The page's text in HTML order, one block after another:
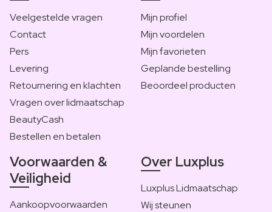
Veelgestelde vragen
Contact
Pers
Levering
Retournering en klachten
Vragen over lidmaatschap
BeautyCash
Bestellen en betalen
Mijn profiel
Mijn voordelen
Mijn favorieten
Geplande bestelling
Beoordeel producten
Voorwaarden &
Veiligheid
Aankoopvoorwaarden
Over Luxplus
Luxplus Lidmaatschap
Wij steunen